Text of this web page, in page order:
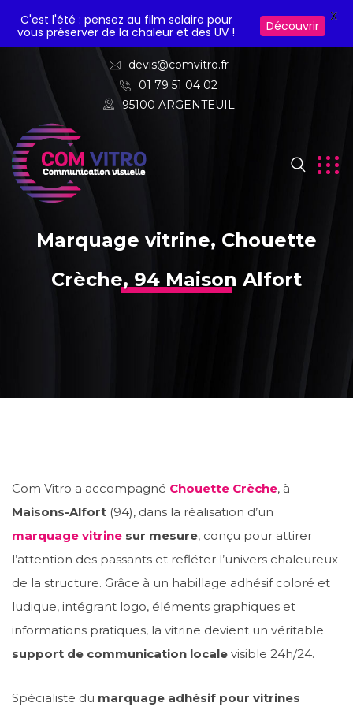
devis@comvitro.fr
01 79 51 04 02
95100 ARGENTEUIL
Marquage vitrine, Chouette
Crèche, 94 Maison Alfort
Com Vitro a accompagné Chouette Crèche, à
Maisons-Alfort (94), dans la réalisation d’un
marquage vitrine sur mesure, conçu pour attirer
l’attention des passants et refléter l’univers chaleureux
de la structure. Grâce à un habillage adhésif coloré et
ludique, intégrant logo, éléments graphiques et
informations pratiques, la vitrine devient un véritable
support de communication locale visible 24h/24.
Spécialiste du marquage adhésif pour vitrines
C'est l'été : pensez au film solaire pour
vous préserver de la chaleur et des UV !
Découvrir
X